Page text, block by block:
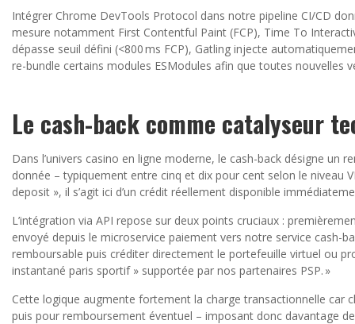
Intégrer Chrome DevTools Protocol dans notre pipeline CI/CD
mesure notamment First Contentful Paint (FCP), Time To
dépasse seuil défini (<800 ms FCP), Gatling injecte
re-bundle certains modules ESModules afin que toutes nouvelles
Le cash-back comme catalyseur
Dans l’univers casino en ligne moderne, le cash-back désigne
donnée – typiquement entre cinq et dix pour cent selon le niveau
deposit », il s’agit ici d’un crédit réellement disponible
L’intégration via API repose sur deux points cruciaux :
envoyé depuis le microservice paiement vers notre service cash-
remboursable puis créditer directement le portefeuille virtuel ou
instantané paris sportif » supportée par nos partenaires PSP. »
Cette logique augmente fortement la charge transactionnelle car
puis pour remboursement éventuel – imposant donc davantage